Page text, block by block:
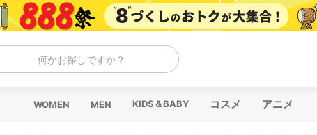
何かお探しですか？
WOMEN MEN KIDS＆BABY コスメ アニメ